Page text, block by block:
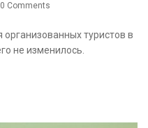
0 Comments
туристов в
не изменилось.